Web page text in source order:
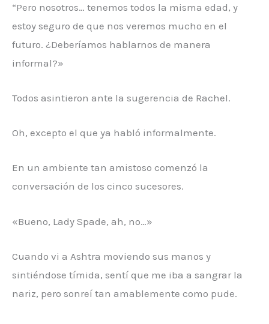
“Pero nosotros… tenemos todos la misma edad, y
estoy seguro de que nos veremos mucho en el
futuro. ¿Deberíamos hablarnos de manera
informal?»
Todos asintieron ante la sugerencia de Rachel.
Oh, excepto el que ya habló informalmente.
En un ambiente tan amistoso comenzó la
conversación de los cinco sucesores.
«Bueno, Lady Spade, ah, no…»
Cuando vi a Ashtra moviendo sus manos y
sintiéndose tímida, sentí que me iba a sangrar la
nariz, pero sonreí tan amablemente como pude.